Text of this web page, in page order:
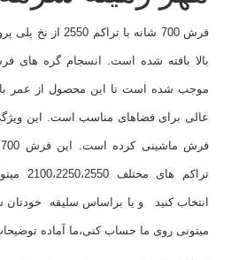
فرش 700 شانه با
بالا بافته شده است. انسجام گره های
موجب شده است تا این محصول از عمر
عالی برای فضاهای مناسب است. این
تراکم
انتخاب کنید و یا براساس سلیقه
میتونی روی ما حساب کنی،ما آماده